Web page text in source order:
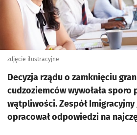
zdjęcie ilustracyjne
Decyzja rządu o zamknięciu
cudzoziemców wywołała sporo
wątpliwości. Zespół Imigracyjny
opracował odpowiedzi na